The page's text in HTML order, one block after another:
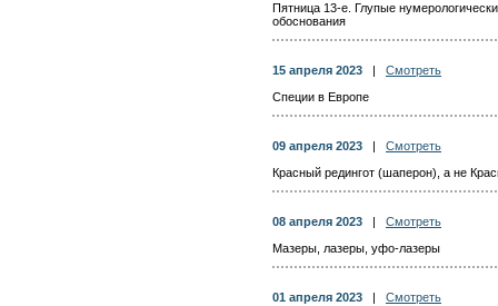
Пятница 13-е. Глупые
обоснования
15 апреля 2023
Смотреть
Специи в Европе
09 апреля 2023
Смотреть
Красный редингот (шаперон), а не
08 апреля 2023
Смотреть
Мазеры, лазеры, уфо-лазеры
01 апреля 2023
Смотреть